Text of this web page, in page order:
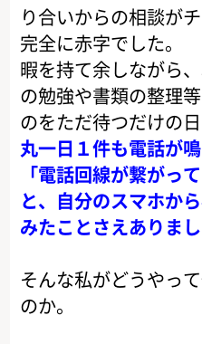
り合いからの相談が
完全に赤字でした。
暇を持て余しながら
の勉強や書類の整理
のをただ待つだけの日
丸一日１件も電話が
「電話回線が繋がっ
と、自分のスマホか
みたことさえありまし
そんな私がどうやっ
のか。